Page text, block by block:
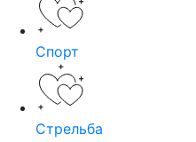
Спорт
Стрельба